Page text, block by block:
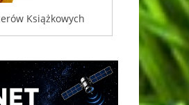
Książkowych